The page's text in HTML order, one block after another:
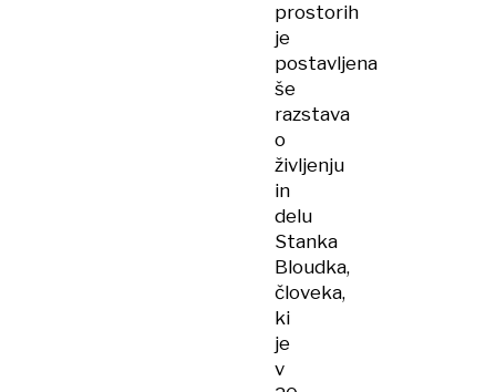
prostorih
je
postavljena
še
razstava
o
življenju
in
delu
Stanka
Bloudka,
človeka,
ki
je
v